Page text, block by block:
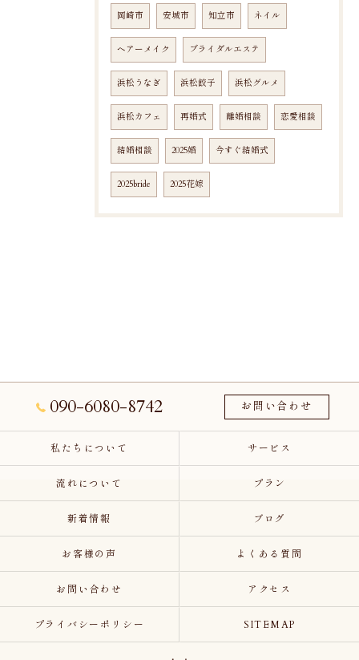
岡崎市 安城市 知立市 ネイル
ヘアーメイク ブライダルエステ
浜松うなぎ 浜松餃子 浜松グルメ
浜松カフェ 再婚式 離婚相談 恋愛相談
結婚相談 2025婚 今すぐ結婚式
2025bride 2025花嫁
090-6080-8742 お問い合わせ
私たちについて サービス
流れについて プラン
新着情報 ブログ
お客様の声 よくある質問
お問い合わせ アクセス
プライバシーポリシー SITEMAP